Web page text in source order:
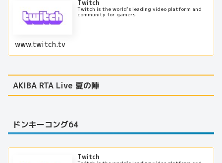
Twitch
Twitch is the world's leading video platform and
community for gamers.
www.twitch.tv
AKIBA RTA Live 夏の陣
ドンキーコング64
Twitch